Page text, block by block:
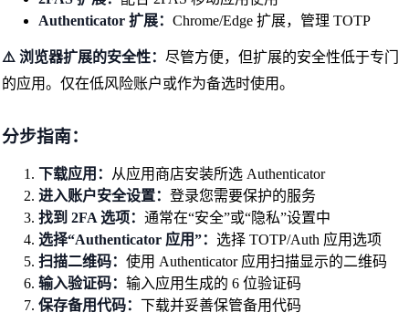
Authenticator 扩展： Chrome/Edge 扩展，管理 TOTP
⚠️ 浏览器扩展的安全性： 尽管方便，但扩展的安全性低于专门
的应用。仅在低风险账户或作为备选时使用。
分步指南：
下载应用：
从应用商店安装所选 Authenticator
进入账户安全设置： 登录您需要保护的服务
找到 2FA 选项： 通常在“安全”或“隐私”设置中
选择“Authenticator 应用”： 选择 TOTP/Auth 应用选项
扫描二维码： 使用 Authenticator 应用扫描显示的二维码
输入验证码： 输入应用生成的 6 位验证码
保存备用代码： 下载并妥善保管备用代码